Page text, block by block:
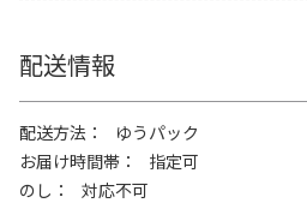
配送情報
配送方法
ゆうパック
お届け時間帯
指定可
のし
対応不可